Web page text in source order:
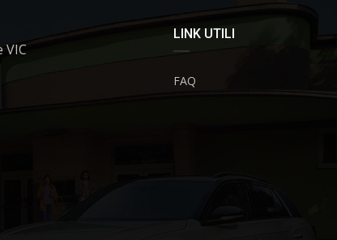
VIC
LINK UTILI
FAQ